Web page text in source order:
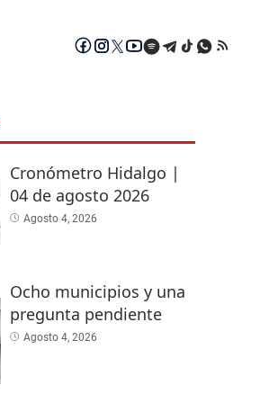
Cronómetro Hidalgo |
04 de agosto 2026
Agosto 4, 2026
Ocho municipios y una
pregunta pendiente
Agosto 4, 2026